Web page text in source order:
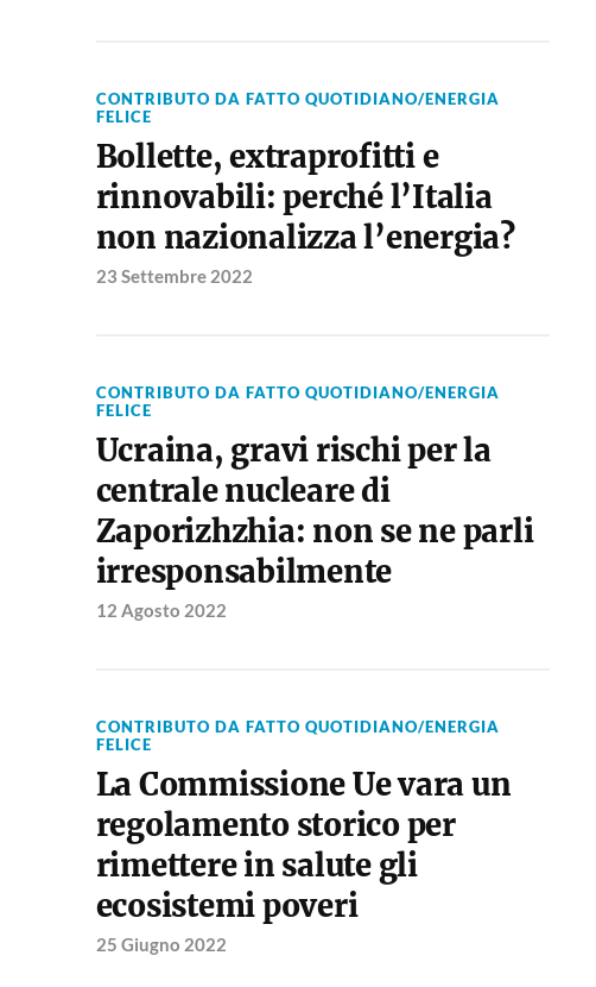
CONTRIBUTO DA FATTO QUOTIDIANO/ENERGIA
FELICE
Bollette, extraprofitti e
rinnovabili: perché l’Italia
non nazionalizza l’energia?
23 Settembre 2022
CONTRIBUTO DA FATTO QUOTIDIANO/ENERGIA
FELICE
Ucraina, gravi rischi per la
centrale nucleare di
Zaporizhzhia: non se ne parli
irresponsabilmente
12 Agosto 2022
CONTRIBUTO DA FATTO QUOTIDIANO/ENERGIA
FELICE
La Commissione Ue vara un
regolamento storico per
rimettere in salute gli
ecosistemi poveri
25 Giugno 2022